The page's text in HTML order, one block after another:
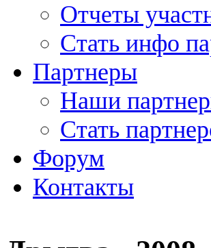
Отчеты
Стать инфо
Партнеры
Наши
Стать
Форум
Контакты